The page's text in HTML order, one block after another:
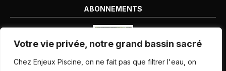
Votre vie privée, notre grand bassin sacré
Chez Enjeux Piscine, on ne fait pas que filtrer l'eau, on
ABONNEMENTS